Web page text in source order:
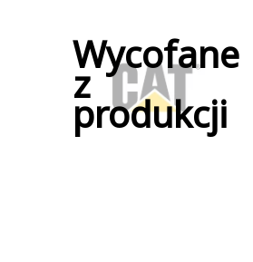
Wycofane
z
produkcji